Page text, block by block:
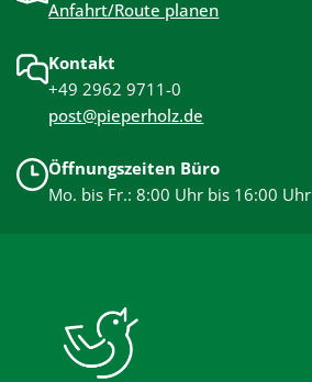
Anfahrt/Route planen
Kontakt
+49 2962 9711-0
post@pieperholz.de
Öffnungszeiten Büro
Mo. bis Fr.: 8:00 Uhr bis 16:00 Uhr